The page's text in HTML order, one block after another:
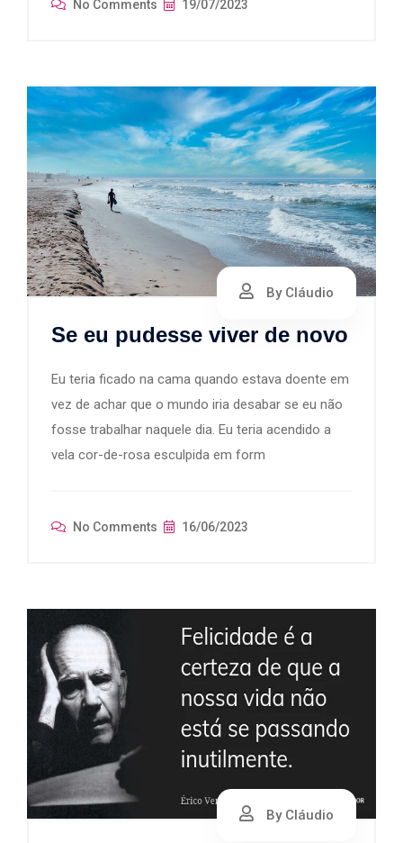
No Comments 19/07/2023
By Cláudio
Se eu pudesse viver de novo
Eu teria ficado na cama quando estava doente em
vez de achar que o mundo iria desabar se eu não
fosse trabalhar naquele dia. Eu teria acendido a
vela cor-de-rosa esculpida em form
No Comments 16/06/2023
By Cláudio